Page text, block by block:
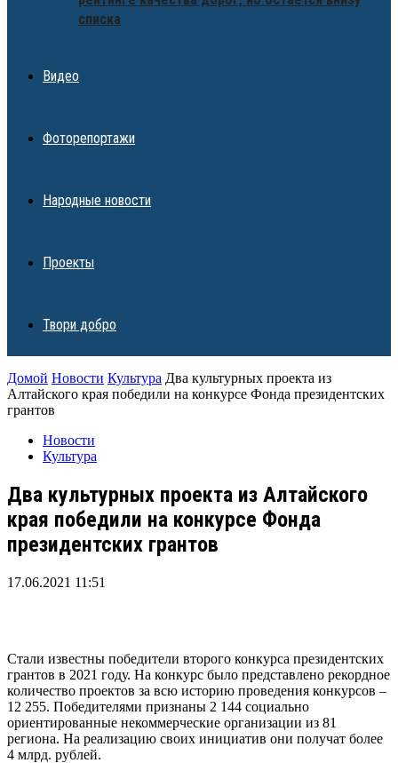
списка
Видео
Фоторепортажи
Народные новости
Проекты
Твори добро
Домой Новости Культура Два культурных проекта из
Алтайского края победили на конкурсе Фонда президентских
грантов
Новости
Культура
Два культурных проекта из Алтайского
края победили на конкурсе Фонда
президентских грантов
17.06.2021 11:51
Стали известны победители второго конкурса президентских
грантов в 2021 году. На конкурс было представлено рекордное
количество проектов за всю историю проведения конкурсов –
12 255. Победителями признаны 2 144 социально
ориентированные некоммерческие организации из 81
региона. На реализацию своих инициатив они получат более
4 млрд. рублей.